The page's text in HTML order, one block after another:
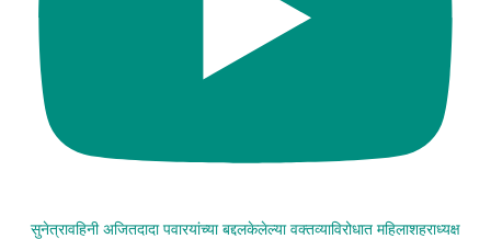
सुनेत्रावहिनी अजितदादा पवारयांच्या बद्दलकेलेल्या वक्तव्याविरोधात महिलाशहराध्यक्ष